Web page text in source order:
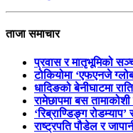
ताजा समाचार
प्रवास र मातृभूमिको
टोकियोमा ‘एफएनजे
धादिङको बेनीघाटमा
रामेछापमा बस
‘रिब्राण्डिङ्ग
राष्ट्रपति पौडेल र